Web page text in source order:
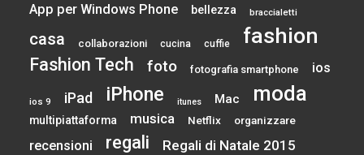
App per Windows Phone bellezza braccialetti
casa collaborazioni cucina cuffie fashion
Fashion Tech foto fotografia smartphone ios
ios 9 iPad iPhone itunes Mac moda
multipiattaforma musica Netflix organizzare
recensioni regali Regali di Natale 2015